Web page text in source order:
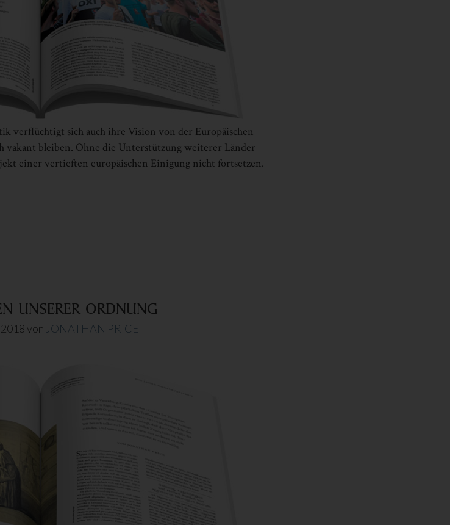
verflüchtigt sich auch ihre Vision von der Europäischen
bleiben. Ohne die Unterstützung weiterer Länder
einer vertieften europäischen Einigung nicht fortsetzen.
UNSERER ORDNUNG
von JONATHAN PRICE